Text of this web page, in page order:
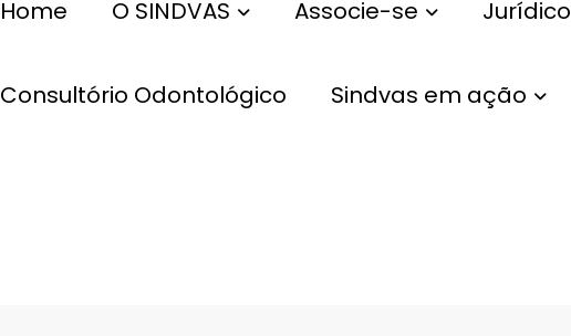
Home O SINDVAS Associe-se Jurídico
Consultório Odontológico Sindvas em ação